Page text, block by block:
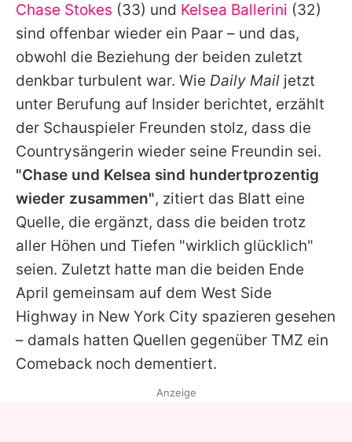
Alle Themen auf Promiflash
Jobs
App runterladen
Team
Redaktionelle Richtlinien
Impressum
Datenschutzerklärung
Nutzungsbedingungen
Utiq verwalten
Chase Stokes (33) und Kelsea Ballerini (32)
sind offenbar wieder ein Paar – und das,
obwohl die Beziehung der beiden zuletzt
denkbar turbulent war. Wie Daily Mail jetzt
unter Berufung auf Insider berichtet, erzählt
der Schauspieler Freunden stolz, dass die
Countrysängerin wieder seine Freundin sei.
"Chase und Kelsea sind hundertprozentig
wieder zusammen", zitiert das Blatt eine
Quelle, die ergänzt, dass die beiden trotz
aller Höhen und Tiefen "wirklich glücklich"
seien. Zuletzt hatte man die beiden Ende
April gemeinsam auf dem West Side
Highway in New York City spazieren gesehen
– damals hatten Quellen gegenüber TMZ ein
Comeback noch dementiert.
Anzeige